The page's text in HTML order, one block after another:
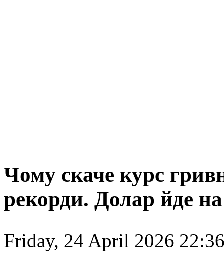
Чому скаче курс
рекорди. Долар йде
Friday, 24 April 2026